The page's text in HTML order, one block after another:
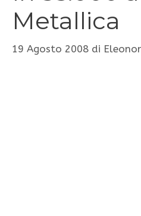
Metallica
19 Agosto 2008 di